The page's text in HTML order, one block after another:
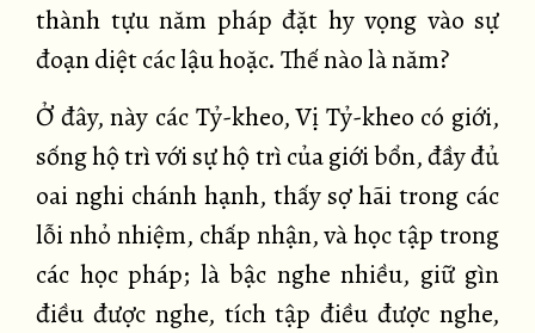
thành tựu năm pháp đặt hy vọng vào sự
đoạn diệt các lậu hoặc. Thế nào là năm?
Ở đây, này các Tỷ-kheo, Vị Tỷ-kheo có giới,
sống hộ trì với sự hộ trì của giới bổn, đầy đủ
oai nghi chánh hạnh, thấy sợ hãi trong các
lỗi nhỏ nhiệm, chấp nhận, và học tập trong
các học pháp; là bậc nghe nhiều, giữ gìn
điều được nghe, tích tập điều được nghe,